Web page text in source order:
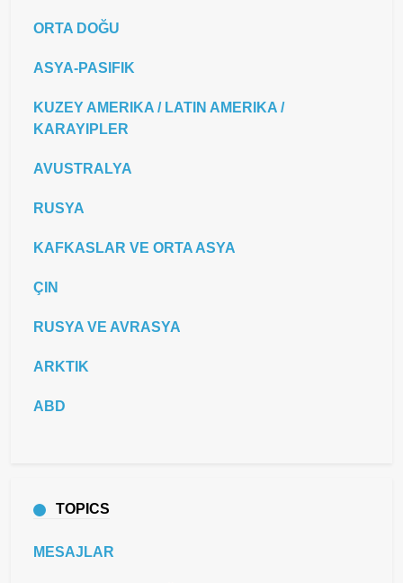
ORTA DOĞU
ASYA-PASIFIK
KUZEY AMERIKA / LATIN AMERIKA /
KARAYIPLER
AVUSTRALYA
RUSYA
KAFKASLAR VE ORTA ASYA
ÇIN
RUSYA VE AVRASYA
ARKTIK
ABD
TOPICS
MESAJLAR